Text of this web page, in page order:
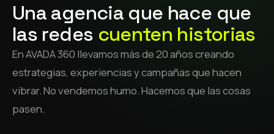
Una agencia que hace que
las redes cuenten historias
En AVADA 360 llevamos más de 20 años creando
estrategias, experiencias y campañas que hacen
vibrar. No vendemos humo. Hacemos que las cosas
pasen.